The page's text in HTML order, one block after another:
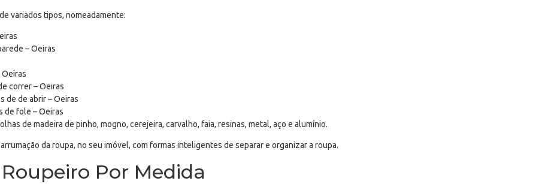
variados tipos, nomeadamente:
– Oeiras
correr – Oeiras
de de abrir – Oeiras
de fole – Oeiras
de madeira de pinho, mogno, cerejeira, carvalho, faia, resinas, metal, aço e alumínio.
da roupa, no seu imóvel, com formas inteligentes de separar e organizar a roupa.
Por Medida